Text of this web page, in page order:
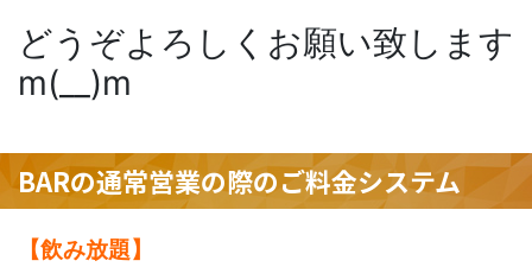
どうぞよろしくお願い致します
m(__)m
BARの通常営業の際のご料金システム
【飲み放題】